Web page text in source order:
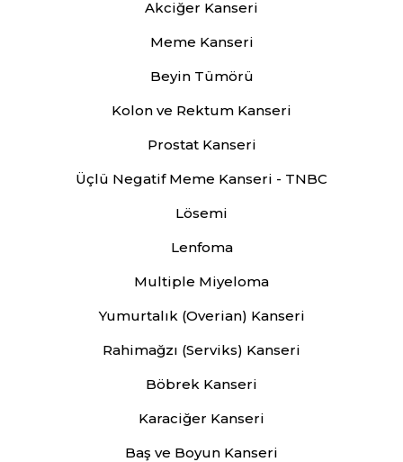
Akciğer Kanseri
Meme Kanseri
Beyin Tümörü
Kolon ve Rektum Kanseri
Prostat Kanseri
Üçlü Negatif Meme Kanseri - TNBC
Lösemi
Lenfoma
Multiple Miyeloma
Yumurtalık (Overian) Kanseri
Rahimağzı (Serviks) Kanseri
Böbrek Kanseri
Karaciğer Kanseri
Baş ve Boyun Kanseri